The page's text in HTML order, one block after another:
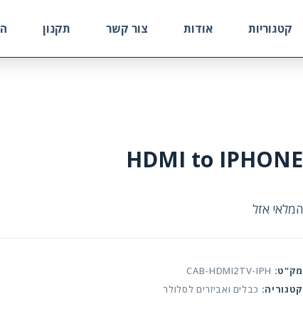
קטגוריות אודות צור קשר תקנון
HDMI to IPHONE
המלאי אזל
מק"ט: CAB-HDMI2TV-IPH
קטגוריה: כבלים ואביזרים לסלולר